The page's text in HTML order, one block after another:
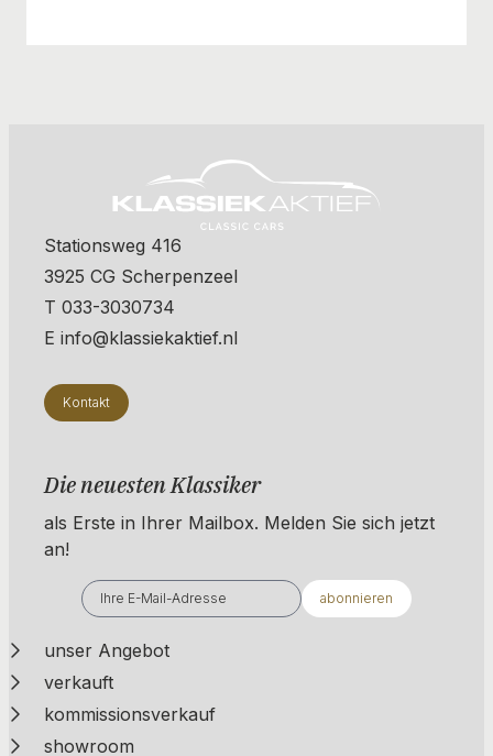
Stationsweg 416
3925 CG Scherpenzeel
T 033-3030734
E info@klassiekaktief.nl
Kontakt
Die neuesten Klassiker
als Erste in Ihrer Mailbox. ​​​​​​Melden Sie sich jetzt
an!
abonnieren
unser Angebot
verkauft
kommissionsverkauf
showroom